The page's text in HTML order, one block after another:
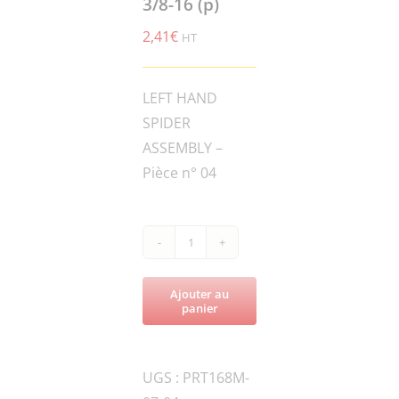
2,41€ HT
LEFT HAND
SPIDER
ASSEMBLY –
Pièce n° 04
de
PRT168M-
015684
NUT
Ajouter au
panier
UGS : PRT168M-